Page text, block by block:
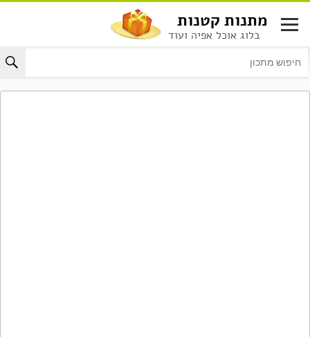
לתוכן
מתנות קטנות
בלוג אוכל אפיה ועוד